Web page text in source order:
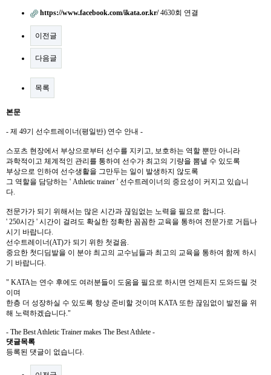
https://www.facebook.com/ikata.or.kr/ 4630회 연결
이전글
다음글
목록
본문
- 제 49기 선수트레이너(평일반) 연수 안내 -
스포츠 현장에서 부상으로부터 선수를 지키고, 보호하는 역할 뿐만 아니라
과학적이고 체계적인 관리를 통하여 선수가 최고의 기량을 뽐낼 수 있도록
부상으로 인하여 선수생활을 그만두는 일이 발생하지 않도록
그 역할을 담당하는 ' Athletic trainer ' 선수트레이너의 중요성이 커지고 있습니
다.
전문가가 되기 위해서는 많은 시간과 끊임없는 노력을 필요로 합니다.
' 250시간 ' 시간이 걸려도 확실한 정확한 꼼꼼한 교육을 통하여 전문가로 거듭나
시기 바랍니다.
선수트레이너(AT)가 되기 위한 첫걸음.
중요한 첫디딤발을 이 분야 최고의 교수님들과 최고의 교육을 통하여 함께 하시
기 바랍니다.
" KATA는 연수 후에도 여러분들이 도움을 필요로 하시면 언제든지 도와드릴 것
이며
한층 더 성장하실 수 있도록 항상 준비할 것이며 KATA 또한 끊임없이 발전을 위
해 노력하겠습니다."
- The Best Athletic Trainer makes The Best Athlete -
댓글목록
등록된 댓글이 없습니다.